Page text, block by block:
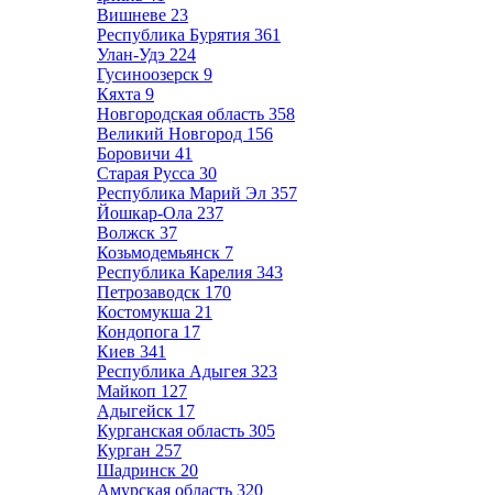
Вишневе 23
Республика Бурятия 361
Улан-Удэ 224
Гусиноозерск 9
Кяхта 9
Новгородская область 358
Великий Новгород 156
Боровичи 41
Старая Русса 30
Республика Марий Эл 357
Йошкар-Ола 237
Волжск 37
Козьмодемьянск 7
Республика Карелия 343
Петрозаводск 170
Костомукша 21
Кондопога 17
Киев 341
Республика Адыгея 323
Майкоп 127
Адыгейск 17
Курганская область 305
Курган 257
Шадринск 20
Амурская область 320